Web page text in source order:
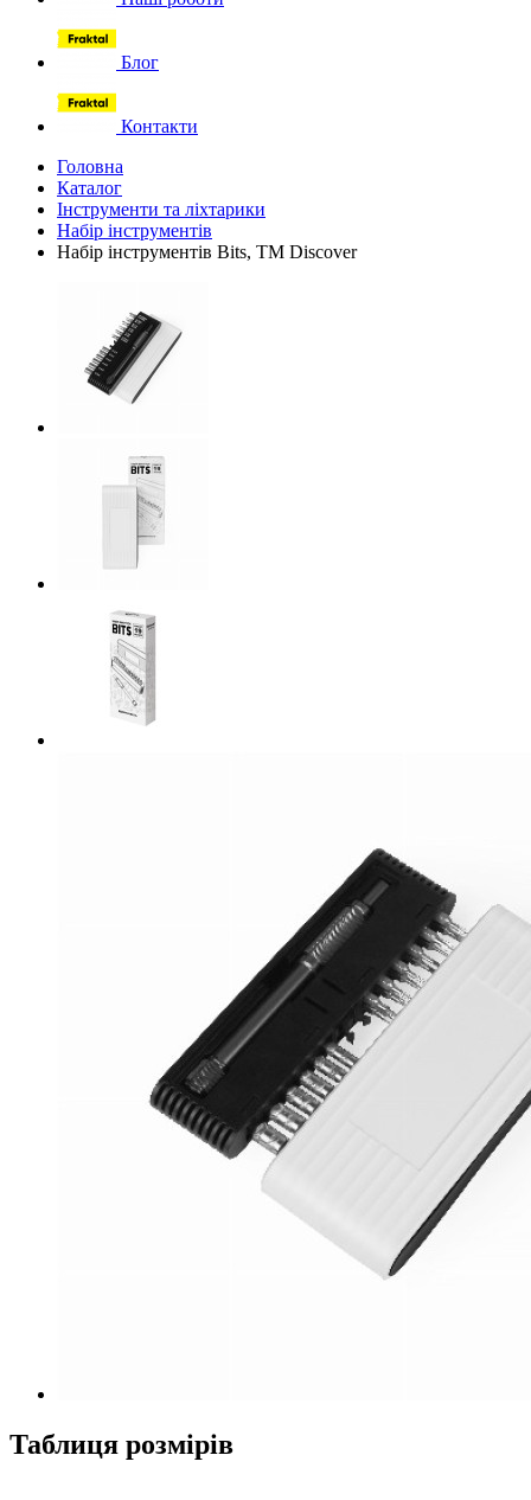
Блог
Контакти
Головна
Каталог
Інструменти та ліхтарики
Набір інструментів
Набір інструментів Bits, TM Discover
Таблиця розмірів